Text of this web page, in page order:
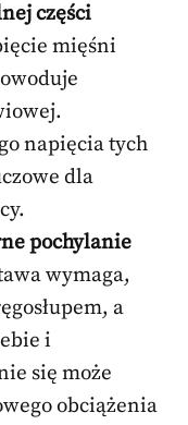
części
mięśni
napięcia tych
dla
pochylanie
wymaga,
a
i
się może
obciążenia